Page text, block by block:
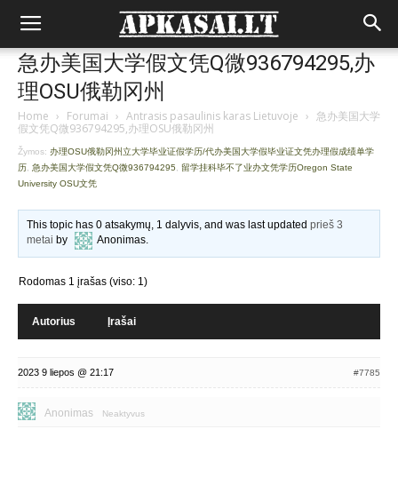
急办美国大学假文凭Q微936794295,办
理OSU俄勒冈州
Home › Forumai › Antrasis pasaulinis karas Lietuvoje › 急办美国大学
假文凭Q微936794295,办理OSU俄勒冈州
Žymos: 办理OSU俄勒冈州立大学毕业证假学历/代办美国大学假毕业证文凭办理假成绩单学
历 急办美国大学假文凭Q微936794295
留学挂科毕不了业办文凭学历Oregon State
University OSU文凭
This topic has 0 atsakymų, 1 dalyvis, and was last updatedprieš 3
metai by Anonimas.
Rodomas 1 įrašas (viso: 1)
Autorius Įrašai
2023 9 liepos @ 21:17 #7785
Anonimas Neaktyvus